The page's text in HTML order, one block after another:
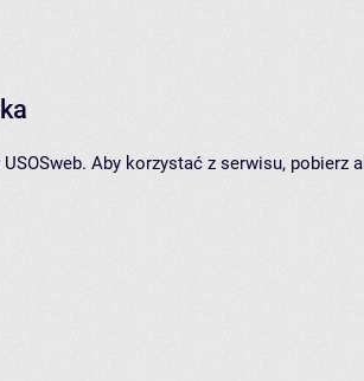
Aby korzystać z serwisu, pobierz